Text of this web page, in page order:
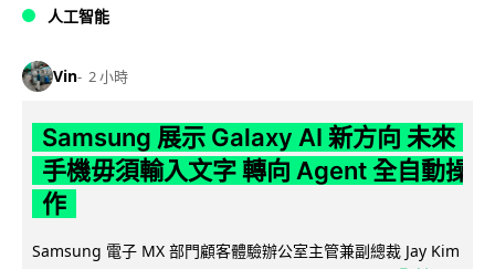
人工智能
Vin 2 小時
Samsung 展示 Galaxy AI 新方向 未來
手機毋須輸入文字 轉向 Agent 全自動操
作
Samsung 電子 MX 部門顧客體驗辦公室主管兼副總裁 Jay Kim